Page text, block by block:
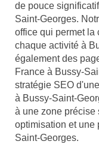
de pouce
Saint-Georges.
office qui permet la
chaque activité à
également des
France à Bussy-
stratégie SEO
à Bussy-Saint-
à une zone précise
optimisation et une
Saint-Georges.